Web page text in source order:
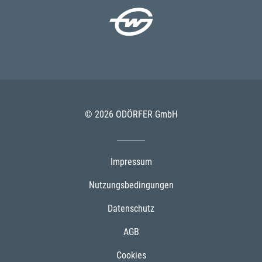
© 2026 ODÖRFER GmbH
Impressum
Nutzungsbedingungen
Datenschutz
AGB
Cookies